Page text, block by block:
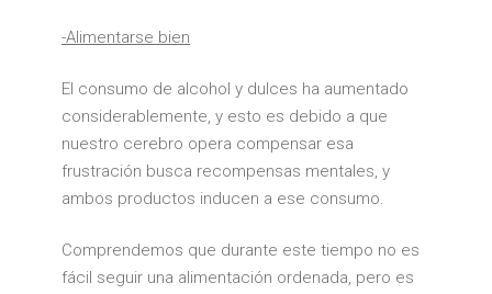
-Alimentarse bien
El consumo de alcohol y dulces ha aumentado
considerablemente, y esto es debido a que
nuestro cerebro opera compensar esa
frustración busca recompensas mentales, y
ambos productos inducen a ese consumo.
Comprendemos que durante este tiempo no es
fácil seguir una alimentación ordenada, pero es